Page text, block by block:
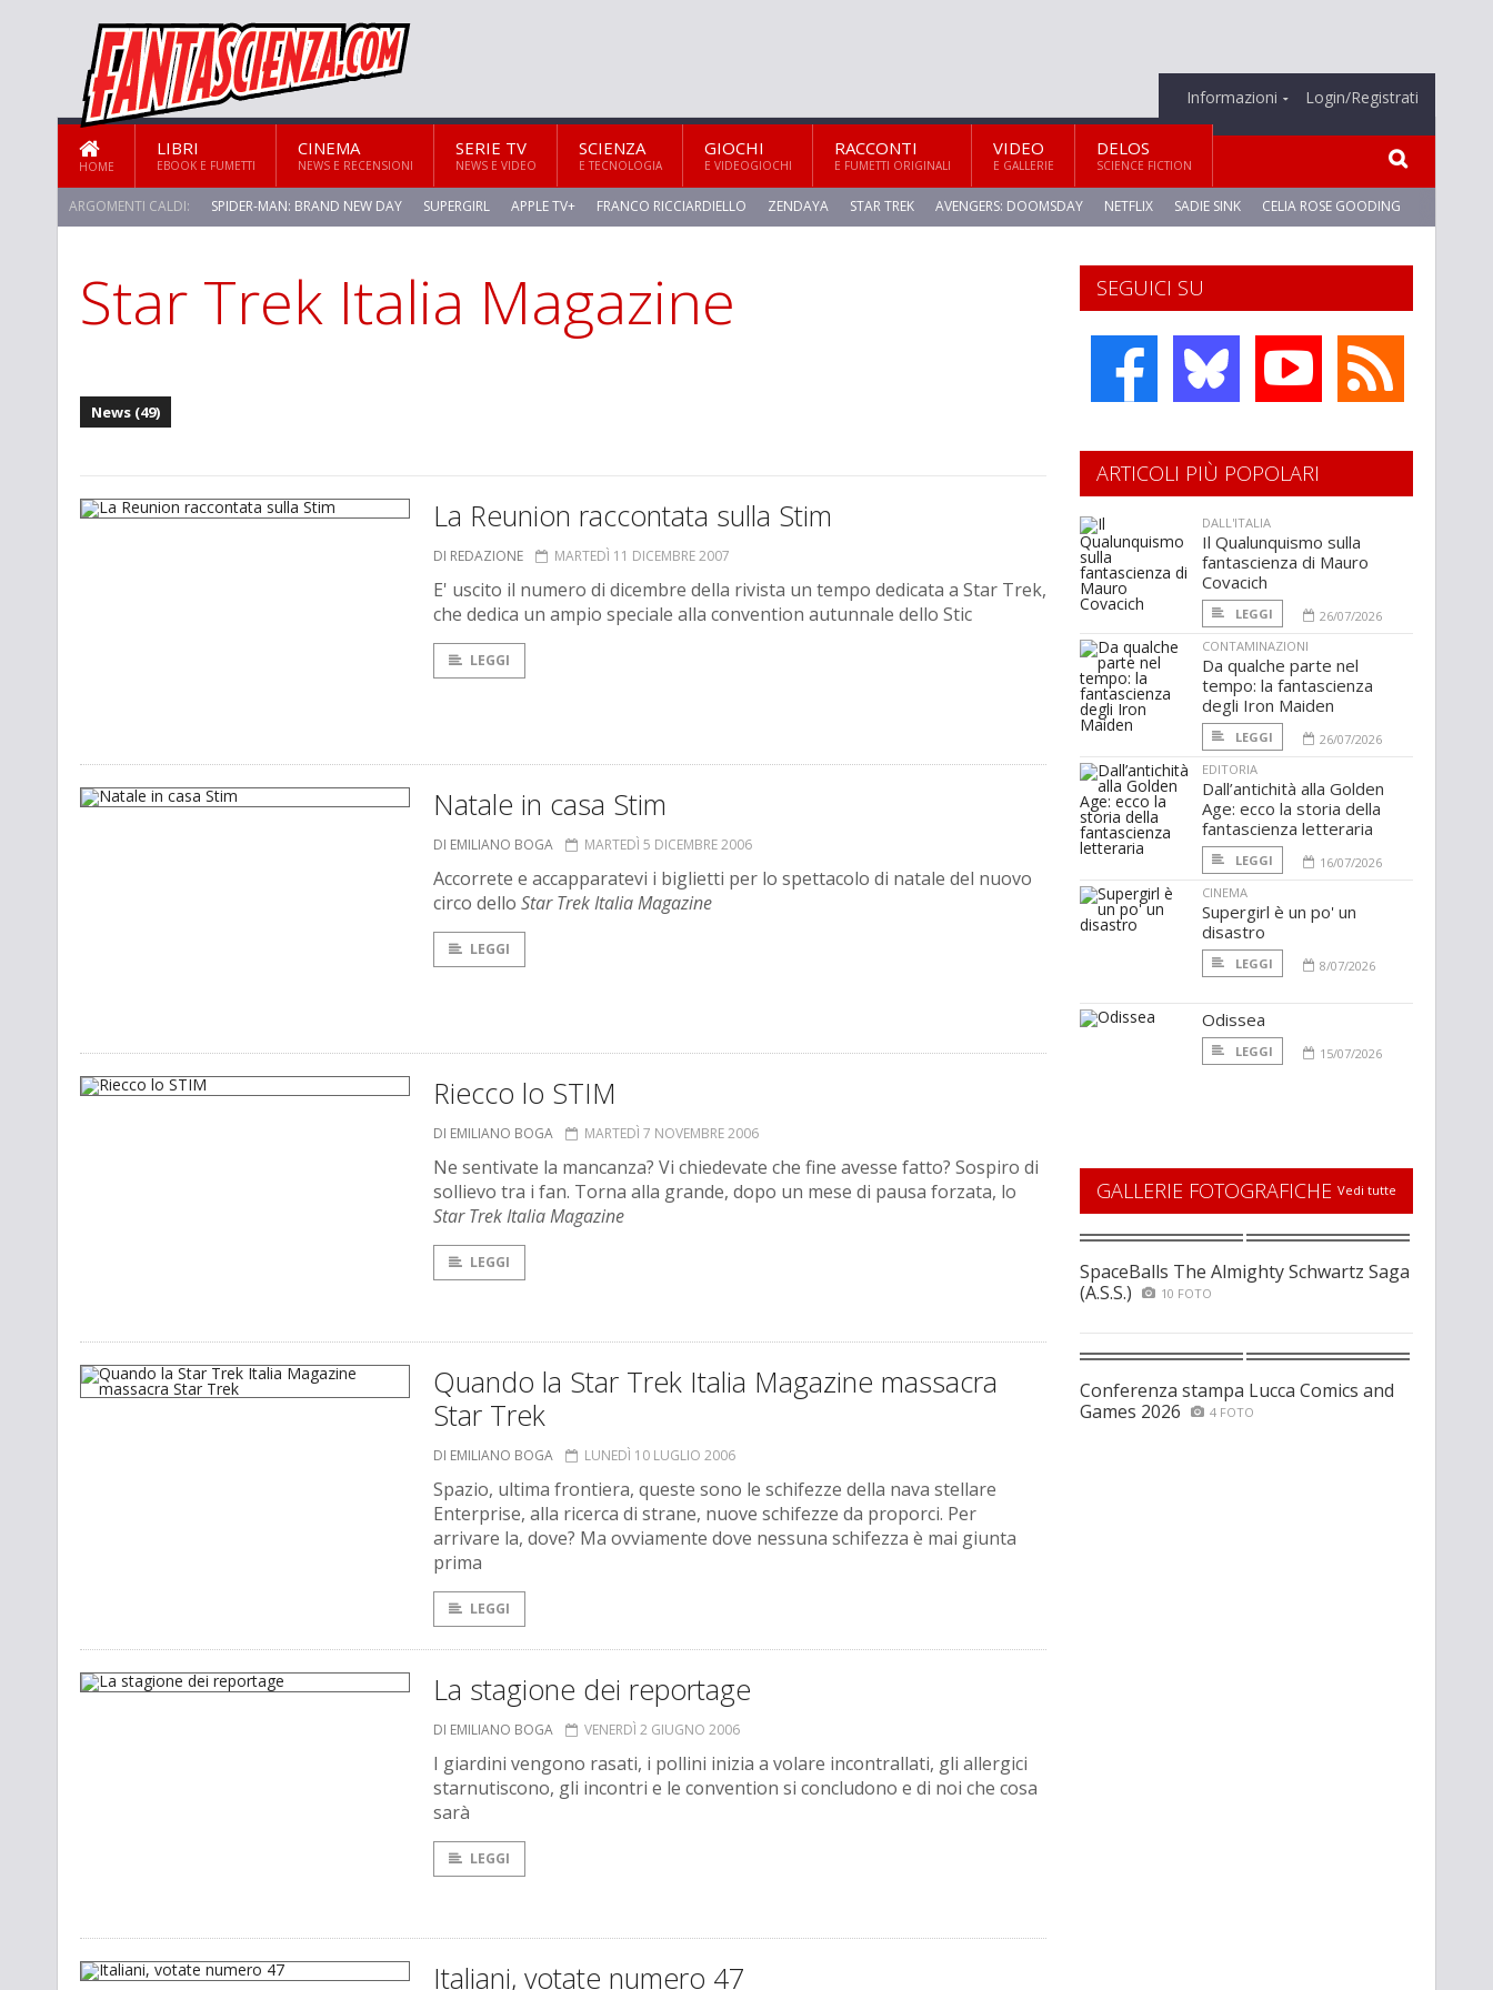
Informazioni Login/Registrati
HOME
LIBRI
EBOOK E FUMETTI
CINEMA
NEWS E RECENSIONI
SERIE TV
NEWS E VIDEO
SCIENZA
E TECNOLOGIA
GIOCHI
E VIDEOGIOCHI
RACCONTI
E FUMETTI ORIGINALI
VIDEO
E GALLERIE
DELOS
SCIENCE FICTION
ARGOMENTI CALDI: SPIDER-MAN: BRAND NEW DAY SUPERGIRL APPLE TV+ FRANCO RICCIARDIELLO ZENDAYA STAR TREK AVENGERS: DOOMSDAY NETFLIX SADIE SINK CELIA ROSE GOODING
Star Trek Italia Magazine
News (49)
La Reunion raccontata sulla Stim
DI REDAZIONE MARTEDÌ 11 DICEMBRE 2007
E' uscito il numero di dicembre della rivista un tempo dedicata a Star Trek,
che dedica un ampio speciale alla convention autunnale dello Stic
LEGGI
Natale in casa Stim
DI EMILIANO BOGA MARTEDÌ 5 DICEMBRE 2006
Accorrete e accapparatevi i biglietti per lo spettacolo di natale del nuovo
circo dello Star Trek Italia Magazine
LEGGI
Riecco lo STIM
DI EMILIANO BOGA MARTEDÌ 7 NOVEMBRE 2006
Ne sentivate la mancanza? Vi chiedevate che fine avesse fatto? Sospiro di
sollievo tra i fan. Torna alla grande, dopo un mese di pausa forzata, lo
Star Trek Italia Magazine
LEGGI
Quando la Star Trek Italia Magazine massacra
Star Trek
DI EMILIANO BOGA LUNEDÌ 10 LUGLIO 2006
Spazio, ultima frontiera, queste sono le schifezze della nava stellare
Enterprise, alla ricerca di strane, nuove schifezze da proporci. Per
arrivare la, dove? Ma ovviamente dove nessuna schifezza è mai giunta
prima
LEGGI
La stagione dei reportage
DI EMILIANO BOGA VENERDÌ 2 GIUGNO 2006
I giardini vengono rasati, i pollini inizia a volare incontrallati, gli allergici
starnutiscono, gli incontri e le convention si concludono e di noi che cosa
sarà
LEGGI
Italiani, votate numero 47
SEGUICI SU
ARTICOLI PIÙ POPOLARI
DALL'ITALIA
Il Qualunquismo sulla
fantascienza di Mauro
Covacich
LEGGI
26/07/2026
CONTAMINAZIONI
Da qualche parte nel
tempo: la fantascienza
degli Iron Maiden
LEGGI
26/07/2026
EDITORIA
Dall’antichità alla Golden
Age: ecco la storia della
fantascienza letteraria
LEGGI
16/07/2026
CINEMA
Supergirl è un po' un
disastro
LEGGI 8/07/2026
Odissea
LEGGI 15/07/2026
GALLERIE FOTOGRAFICHE Vedi tutte
SpaceBalls The Almighty Schwartz Saga
(A.S.S.)
10 FOTO
Conferenza stampa Lucca Comics and
Games 2026
4 FOTO